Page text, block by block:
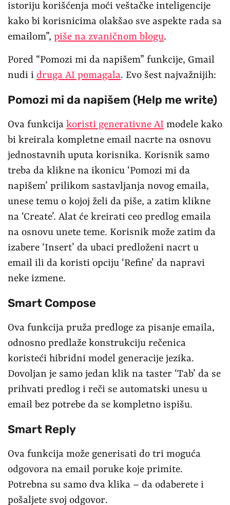
istoriju korišćenja moći veštačke inteligencije
kako bi korisnicima olakšao sve aspekte rada sa
emailom”, piše na zvaničnom blogu.
Pored “Pomozi mi da napišem” funkcije, Gmail
nudi i druga AI pomagala. Evo šest najvažnijih:
Pomozi mi da napišem (Help me write)
Ova funkcija koristi generativne AI modele kako
bi kreirala kompletne email nacrte na osnovu
jednostavnih uputa korisnika. Korisnik samo
treba da klikne na ikonicu ‘Pomozi mi da
napišem’ prilikom sastavljanja novog emaila,
unese temu o kojoj želi da piše, a zatim klikne
na ‘Create’. Alat će kreirati ceo predlog emaila
na osnovu unete teme. Korisnik može zatim da
izabere ‘Insert’ da ubaci predloženi nacrt u
email ili da koristi opciju ‘Refine’ da napravi
neke izmene.
Smart Compose
Ova funkcija pruža predloge za pisanje emaila,
odnosno predlaže konstrukciju rečenica
koristeći hibridni model generacije jezika.
Dovoljan je samo jedan klik na taster ‘Tab’ da se
prihvati predlog i reči se automatski unesu u
email bez potrebe da se kompletno ispišu.
Smart Reply
Ova funkcija može generisati do tri moguća
odgovora na email poruke koje primite.
Potrebna su samo dva klika – da odaberete i
pošaljete svoj odgovor.